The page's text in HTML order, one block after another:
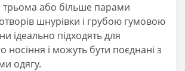
трьома або більше парами
шнурівки і грубою гумовою
ідеально підходять для
носіння і можуть бути поєднані з
одягу.